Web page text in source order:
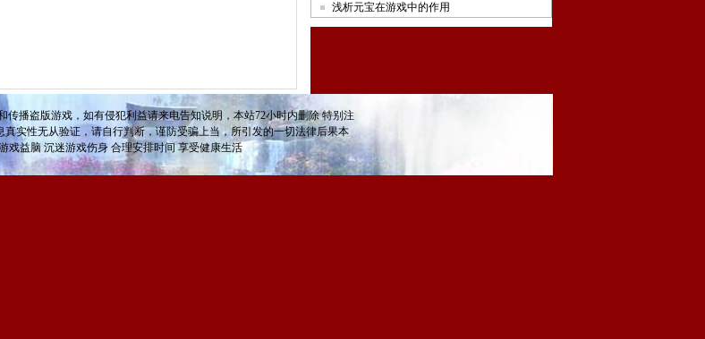
浅析元宝在游戏中的作用
播盗版游戏，如有侵犯利益请来电告知说明，本站72小时内删除 特别注
实性无从验证，请自行判断，谨防受骗上当，所引发的一切法律后果本
戏益脑 沉迷游戏伤身 合理安排时间 享受健康生活